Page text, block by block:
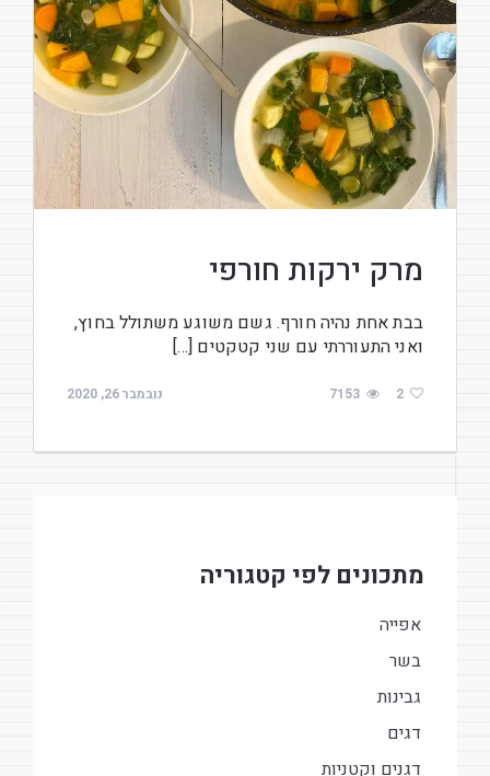
מרק ירקות חורפי
בבת אחת נהיה חורף. גשם משוגע משתולל בחוץ,
ואני התעוררתי עם שני קטקטים […]
נובמבר 26, 2020 7153 2
מתכונים לפי קטגוריה
אפייה
בשר
גבינות
דגים
דגנים וקטניות